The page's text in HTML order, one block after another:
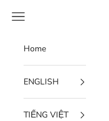
Open navigation menu
Home
ENGLISH
TIẾNG VIỆT